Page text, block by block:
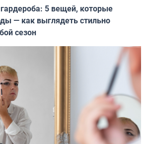
5 вещей, которые
— как выглядеть стильно
сезон